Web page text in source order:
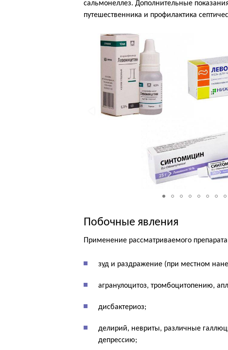
сальмонеллез. Дополнительные
путешественника и профилактика
Побочные явления
Применение рассматриваемого
зуд и раздражение (при местном
агранулоцитоз, тромбоцитопению,
дисбактериоз;
делирий, невриты, различные
депрессию;